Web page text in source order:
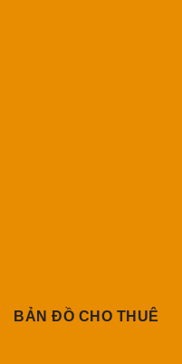
BẢN ĐỒ CHO THUÊ